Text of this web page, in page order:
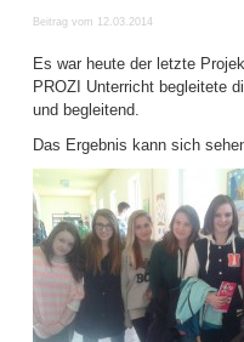
Beitrag vom 12.03.2014
Es war heute der letzte
PROZI Unterricht begleitete
und begleitend.
Das Ergebnis kann sich